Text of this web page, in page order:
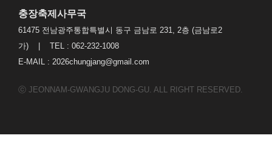
충장축제사무국
61475 전남광주통합특별시 동구 금남로 231, 2층 (금남로2
가) | TEL : 062-232-1008
E-MAIL : 2026chungjang@gmail.com
ⓒ JEONNAM-GWANGJU DONG-GU. ALL RIGHT RESERVED.